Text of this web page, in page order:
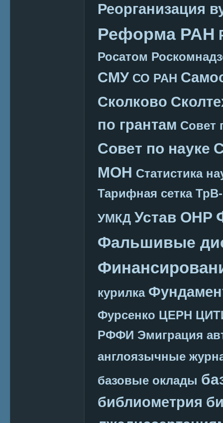
Реорганизация
Реформа РАН
Росатом
СМУ СО РАН
Сколково
по грантам Совет
Совет по науке
МОН Статистика
Тарифная сетка
УМКД Устав ОНР
Фальшивые
курилка
Фурсенко ЦЕРН
РФФИ Эмиграция
англоязычные
базовые оклады
библиометрия